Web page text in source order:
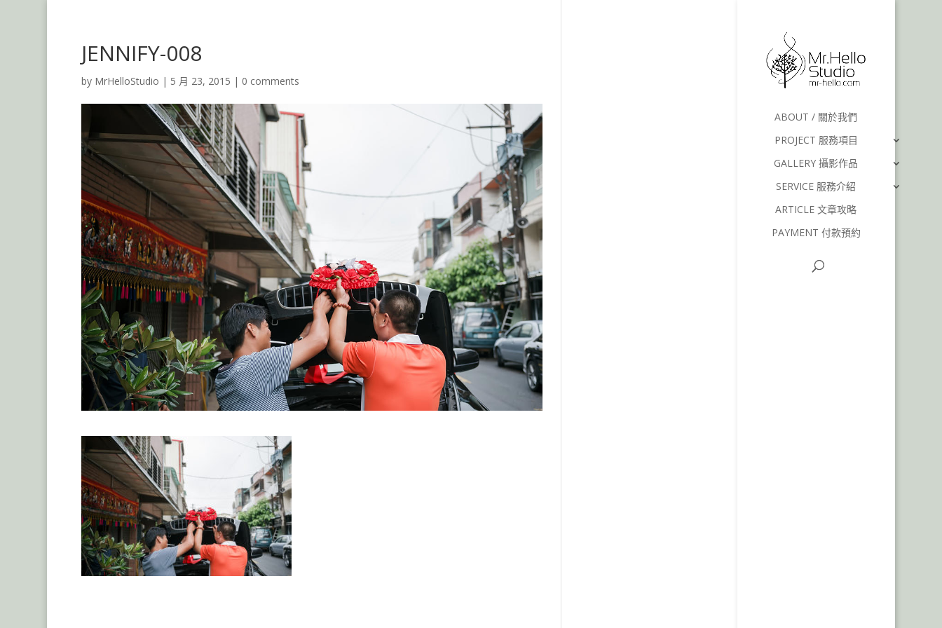
ABOUT / 關於我們
PROJECT 服務項目
GALLERY 攝影作品
SERVICE 服務介紹
ARTICLE 文章攻略
PAYMENT 付款預約
JENNIFY-008
by MrHelloStudio | 5 月 23, 2015 | 0 comments